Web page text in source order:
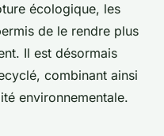
écologique, les
de le rendre plus
Il est désormais
combinant ainsi
environnementale.